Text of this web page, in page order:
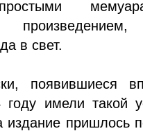
произведением,
в свет.
появившиеся
году имели такой
издание пришлось